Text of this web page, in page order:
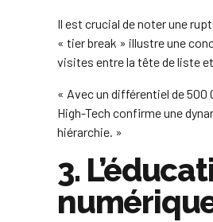
Il est crucial de noter une
« tier break » illustre une
visites entre la tête de liste
« Avec un différentiel de
High-Tech confirme une
hiérarchie. »
3.